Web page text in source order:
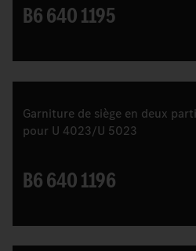
B6 640 1195
Garniture de siège en deux
pour U 4023/U 5023
B6 640 1196